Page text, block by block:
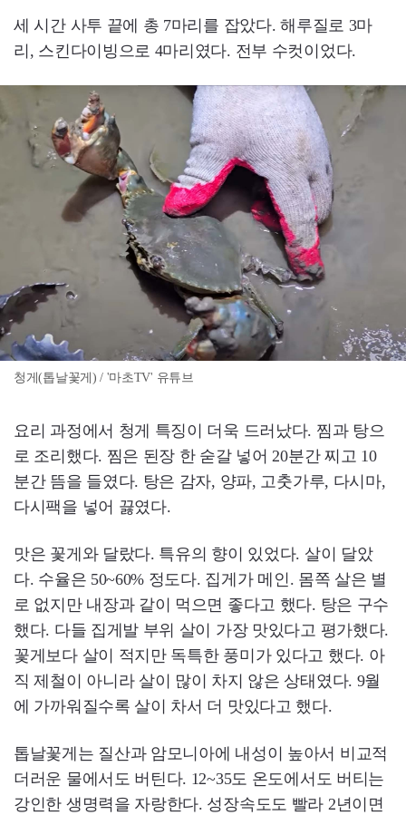
세 시간 사투 끝에 총 7마리를 잡았다. 해루질로 3마
리, 스킨다이빙으로 4마리였다. 전부 수컷이었다.
청게(톱날꽃게) / '마초TV' 유튜브
요리 과정에서 청게 특징이 더욱 드러났다. 찜과 탕으
로 조리했다. 찜은 된장 한 숟갈 넣어 20분간 찌고 10
분간 뜸을 들였다. 탕은 감자, 양파, 고춧가루, 다시마,
다시팩을 넣어 끓였다.
맛은 꽃게와 달랐다. 특유의 향이 있었다. 살이 달았
다. 수율은 50~60% 정도다. 집게가 메인. 몸쪽 살은 별
로 없지만 내장과 같이 먹으면 좋다고 했다. 탕은 구수
했다. 다들 집게발 부위 살이 가장 맛있다고 평가했다.
꽃게보다 살이 적지만 독특한 풍미가 있다고 했다. 아
직 제철이 아니라 살이 많이 차지 않은 상태였다. 9월
에 가까워질수록 살이 차서 더 맛있다고 했다.
톱날꽃게는 질산과 암모니아에 내성이 높아서 비교적
더러운 물에서도 버틴다. 12~35도 온도에서도 버티는
강인한 생명력을 자랑한다. 성장속도도 빨라 2년이면